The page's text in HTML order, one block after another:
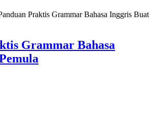
Praktis Grammar Bahasa Inggris Buat
Grammar Bahasa